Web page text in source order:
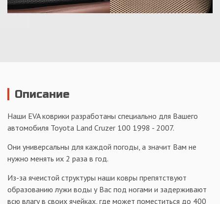
Описание
Наши EVA коврики разработаны специально для Вашего
автомобиля Toyota Land Cruzer 100 1998 - 2007.
Они универсальны для каждой погоды, а значит Вам не
нужно менять их 2 раза в год.
Из-за ячеистой структуры наши ковры препятствуют
образованию лужи воды у Вас под ногами и задерживают
всю влагу в своих ячейках, где может поместиться до 400